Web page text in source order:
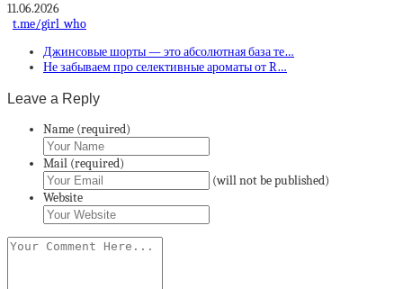
11.06.2026
t.me/girl_who
Джинсовые шорты — это абсолютная база те…
Не забываем про селективные ароматы от R…
Leave a Reply
Name (required)
Mail (required)
(will not be published)
Website